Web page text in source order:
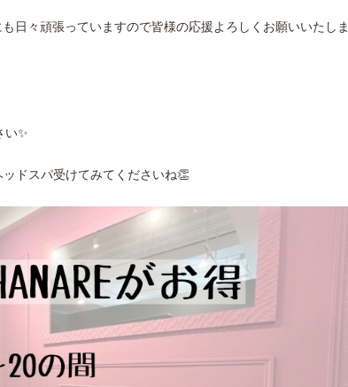
日々頑張っていますので皆様の応援よろしくお願いいたしま
い✨
ドスパ受けてみてくださいね👏